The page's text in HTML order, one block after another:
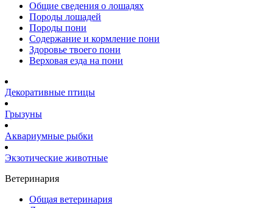
Общие сведения о лошадях
Породы лошадей
Породы пони
Содержание и кормление пони
Здоровье твоего пони
Верховая езда на пони
Декоративные птицы
Грызуны
Аквариумные рыбки
Экзотические животные
Ветеринария
Общая ветеринария